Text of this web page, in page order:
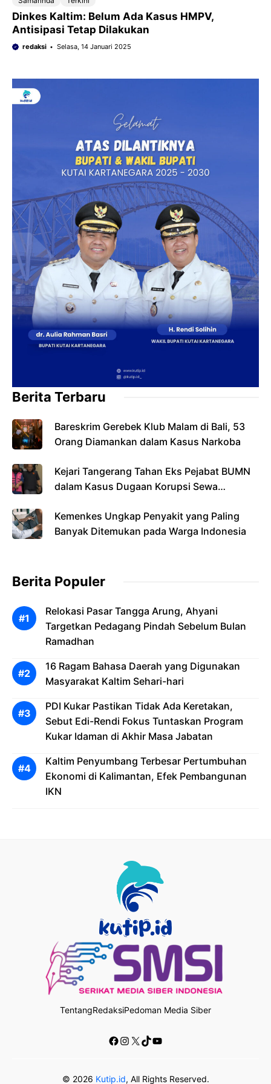
Dinkes Kaltim: Belum Ada Kasus HMPV,
Antisipasi Tetap Dilakukan
redaksi Selasa, 14 Januari 2025
Berita Terbaru
Bareskrim Gerebek Klub Malam di Bali, 53
Orang Diamankan dalam Kasus Narkoba
Kejari Tangerang Tahan Eks Pejabat BUMN
dalam Kasus Dugaan Korupsi Sewa
Kemenkes Ungkap Penyakit yang Paling
Banyak Ditemukan pada Warga Indonesia
Berita Populer
Relokasi Pasar Tangga Arung, Ahyani
Targetkan Pedagang Pindah Sebelum Bulan
Ramadhan
16 Ragam Bahasa Daerah yang Digunakan
Masyarakat Kaltim Sehari-hari
PDI Kukar Pastikan Tidak Ada Keretakan,
Sebut Edi-Rendi Fokus Tuntaskan Program
Kukar Idaman di Akhir Masa Jabatan
Kaltim Penyumbang Terbesar Pertumbuhan
Ekonomi di Kalimantan, Efek Pembangunan
IKN
TentangRedaksiPedoman Media Siber
Facebook
Instagram
X TikTok
YouTube
© 2026 Kutip.id, All Rights Reserved.